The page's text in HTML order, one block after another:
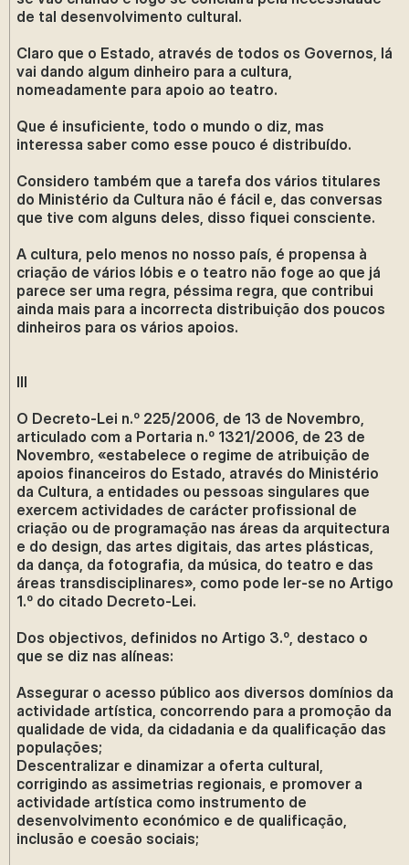
de tal desenvolvimento cultural.
Claro que o Estado, através de todos os Governos, lá
vai dando algum dinheiro para a cultura,
nomeadamente para apoio ao teatro.
Que é insuficiente, todo o mundo o diz, mas
interessa saber como esse pouco é distribuído.
Considero também que a tarefa dos vários titulares
do Ministério da Cultura não é fácil e, das conversas
que tive com alguns deles, disso fiquei consciente.
A cultura, pelo menos no nosso país, é propensa à
criação de vários lóbis e o teatro não foge ao que já
parece ser uma regra, péssima regra, que contribui
ainda mais para a incorrecta distribuição dos poucos
dinheiros para os vários apoios.
III
O Decreto-Lei n.º 225/2006, de 13 de Novembro,
articulado com a Portaria n.º 1321/2006, de 23 de
Novembro, «estabelece o regime de atribuição de
apoios financeiros do Estado, através do Ministério
da Cultura, a entidades ou pessoas singulares que
exercem actividades de carácter profissional de
criação ou de programação nas áreas da arquitectura
e do design, das artes digitais, das artes plásticas,
da dança, da fotografia, da música, do teatro e das
áreas transdisciplinares», como pode ler-se no Artigo
1.º do citado Decreto-Lei.
Dos objectivos, definidos no Artigo 3.º, destaco o
que se diz nas alíneas:
Assegurar o acesso público aos diversos domínios da
actividade artística, concorrendo para a promoção da
qualidade de vida, da cidadania e da qualificação das
populações;
Descentralizar e dinamizar a oferta cultural,
corrigindo as assimetrias regionais, e promover a
actividade artística como instrumento de
desenvolvimento económico e de qualificação,
inclusão e coesão sociais;